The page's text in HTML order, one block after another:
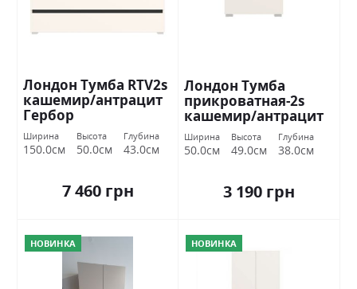
Лондон Тумба RTV2s
кашемир/антрацит
Гербор
Ширина
150.0см
Высота
50.0см
Глубина
43.0см
7 460 грн
Лондон Тумба
прикроватная-2s
кашемир/антрацит
Гербор Україна
Ширина
50.0см
Высота
49.0см
Глубина
38.0см
3 190 грн
НОВИНКА НОВИНКА